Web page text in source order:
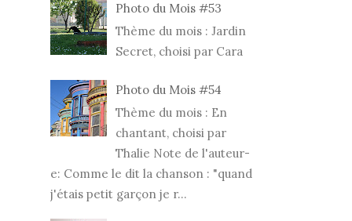
Photo du Mois #53
Thème du mois : Jardin
Secret, choisi par Cara
Photo du Mois #54
Thème du mois : En
chantant, choisi par
Thalie Note de l'auteur-
e: Comme le dit la chanson : "quand
j'étais petit garçon je r...